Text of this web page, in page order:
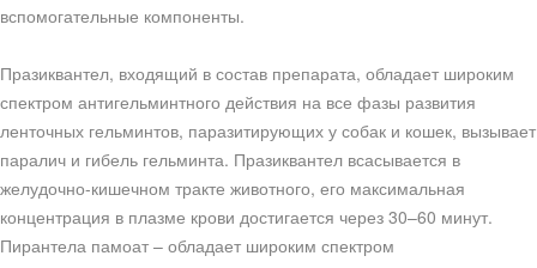
вспомогательные компоненты.
Празиквантел, входящий в состав препарата, обладает широким
спектром антигельминтного действия на все фазы развития
ленточных гельминтов, паразитирующих у собак и кошек, вызывает
паралич и гибель гельминта. Празиквантел всасывается в
желудочно-кишечном тракте животного, его максимальная
концентрация в плазме крови достигается через 30–60 минут.
Пирантела памоат – обладает широким спектром